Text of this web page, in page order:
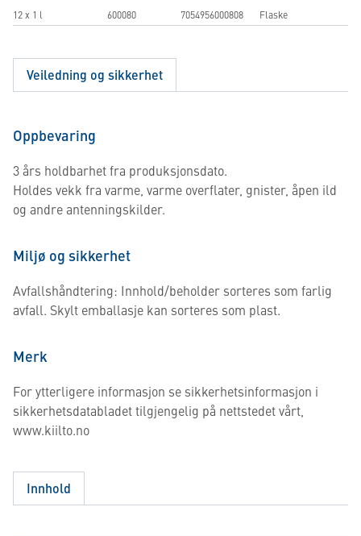
12 x 1 l 600080 7054956000808 Flaske
Veiledning og sikkerhet
Oppbevaring
3 års holdbarhet fra produksjonsdato.
Holdes vekk fra varme, varme overflater, gnister, åpen ild
og andre antenningskilder.
Miljø og sikkerhet
Avfallshåndtering: Innhold/beholder sorteres som farlig
avfall. Skylt emballasje kan sorteres som plast.
Merk
For ytterligere informasjon se sikkerhetsinformasjon i
sikkerhetsdatabladet tilgjengelig på nettstedet vårt,
www.kiilto.no
Innhold